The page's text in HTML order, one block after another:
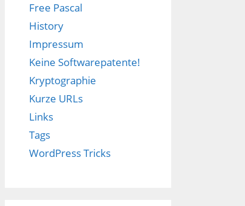
Free Pascal
History
Impressum
Keine Softwarepatente!
Kryptographie
Kurze URLs
Links
Tags
WordPress Tricks